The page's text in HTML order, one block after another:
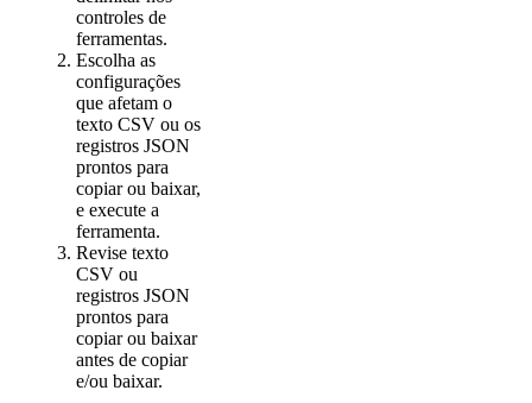
controles de
ferramentas.
Escolha as
configurações
que afetam o
texto CSV ou os
registros JSON
prontos para
copiar ou baixar,
e execute a
ferramenta.
Revise texto
CSV ou
registros JSON
prontos para
copiar ou baixar
antes de copiar
e/ou baixar.